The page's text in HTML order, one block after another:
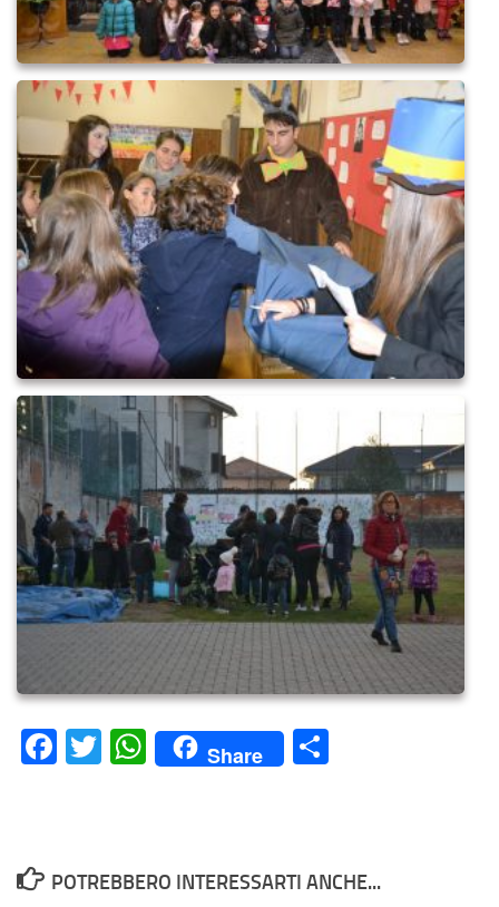
Facebook
Twitter
WhatsApp
Share
POTREBBERO INTERESSARTI ANCHE...